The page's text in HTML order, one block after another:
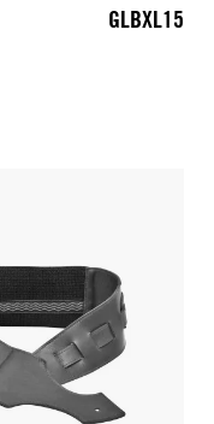
Sac à dos déperlant.
GLBXL15